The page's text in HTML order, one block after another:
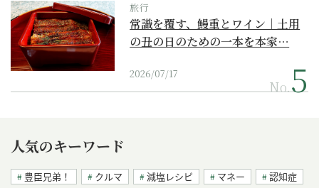
旅行
常識を覆す、鰻重とワイン｜土用
の丑の日のための一本を本家…
2026/07/17
No.
人気のキーワード
豊臣兄弟！ クルマ 減塩レシピ マネー
認知症